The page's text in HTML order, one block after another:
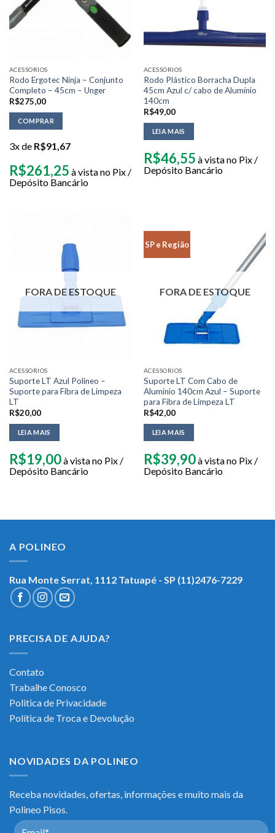
ACESSORIOS
Rodo Ergotec Ninja – Conjunto
Completo – 45cm – Unger
R$275,00
COMPRAR
3x de R$91,67
R$261,25 à vista no Pix /
Depósito Bancário
ACESSORIOS
Rodo Plástico Borracha Dupla
45cm Azul c/ cabo de Alumínio
140cm
R$49,00
LEIA MAIS
R$46,55 à vista no Pix /
Depósito Bancário
FORA DE ESTOQUE
ACESSORIOS
Suporte LT Azul Polineo –
Suporte para Fibra de Limpeza
LT
R$20,00
LEIA MAIS
R$19,00à vista no Pix /
Depósito Bancário
SP e Região
FORA DE ESTOQUE
ACESSORIOS
Suporte LT Com Cabo de
Alumínio 140cm Azul – Suporte
para Fibra de Limpeza LT
R$42,00
LEIA MAIS
R$39,90à vista no Pix /
Depósito Bancário
A POLINEO
Rua Monte Serrat, 1112 Tatuapé - SP (11)2476-7229
PRECISA DE AJUDA?
Contato
Trabalhe Conosco
Politica de Privacidade
Política de Troca e Devolução
NOVIDADES DA POLINEO
Receba novidades, ofertas, informações e muito mais da
Polineo Pisos.